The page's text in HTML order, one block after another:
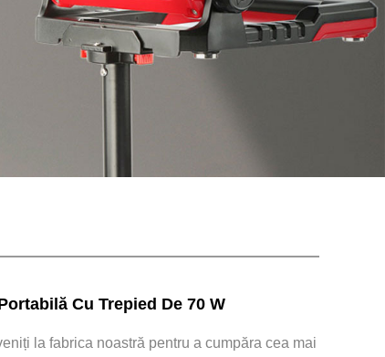
Cu Trepied De 70 W
la fabrica noastră pentru a cumpăra cea mai